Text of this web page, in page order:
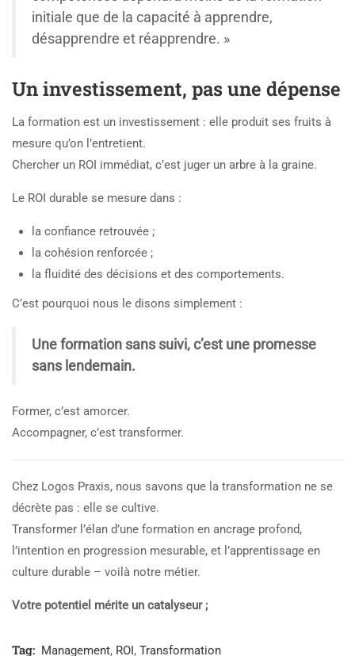
initiale que de la capacité à apprendre,
désapprendre et réapprendre. »
Un investissement, pas une dépense
La formation est un investissement : elle produit ses fruits à
mesure qu’on l’entretient.
Chercher un ROI immédiat, c’est juger un arbre à la graine.
Le ROI durable se mesure dans :
la confiance retrouvée ;
la cohésion renforcée ;
la fluidité des décisions et des comportements.
C’est pourquoi nous le disons simplement :
Une formation sans suivi, c’est une promesse
sans lendemain.
Former, c’est amorcer.
Accompagner, c’est transformer.
Chez Logos Praxis, nous savons que la transformation ne se
décrète pas : elle se cultive.
Transformer l’élan d’une formation en ancrage profond,
l’intention en progression mesurable, et l’apprentissage en
culture durable – voilà notre métier.
Votre potentiel mérite un catalyseur ;
Tag: Management, ROI , Transformation